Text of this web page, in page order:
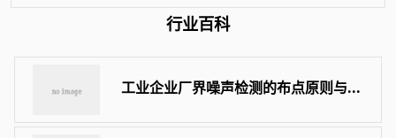
行业百科
工业企业厂界噪声检测的布点原则与...